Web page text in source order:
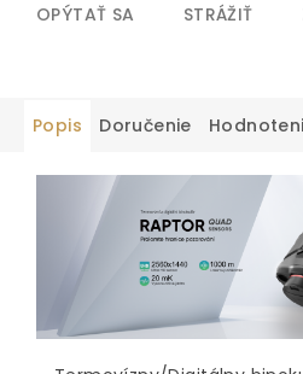
OPÝTAŤ SA STRÁŽIŤ
Popis Doručenie